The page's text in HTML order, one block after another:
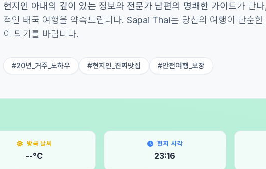
현지인 아내의 깊이 있는 정보와 전문가 남편의 명쾌한 가이드가 만
적인 태국 여행을 약속드립니다. Sapai Thai는 당신의 여행이 단순한
이 되기를 바랍니다.
#20년_거주_노하우 #현지인_진짜맛집 #안전여행_보장
방콕 날씨
--°C
현지 시각
23:16